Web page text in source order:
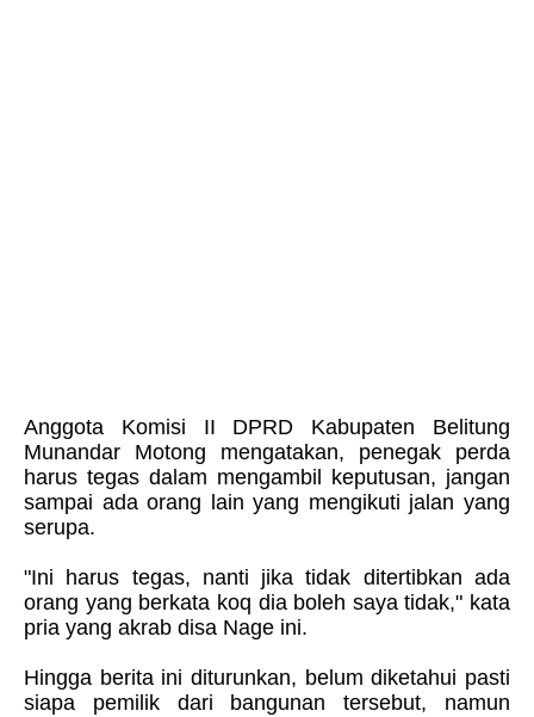
Anggota Komisi II DPRD Kabupaten Belitung
Munandar Motong mengatakan, penegak perda
harus tegas dalam mengambil keputusan, jangan
sampai ada orang lain yang mengikuti jalan yang
serupa.
"Ini harus tegas, nanti jika tidak ditertibkan ada
orang yang berkata koq dia boleh saya tidak," kata
pria yang akrab disa Nage ini.
Hingga berita ini diturunkan, belum diketahui pasti
siapa pemilik dari bangunan tersebut, namun